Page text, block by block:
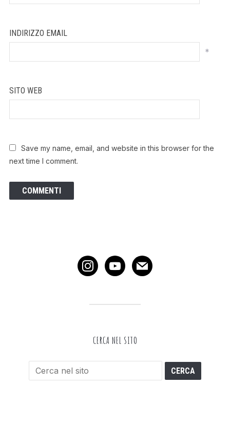
INDIRIZZO EMAIL
*
SITO WEB
Save my name, email, and website in this browser for the
next time I comment.
instagramyoutubemail
CERCA NEL SITO